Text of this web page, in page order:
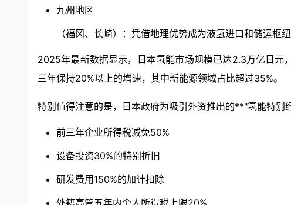
九州地区
（福冈、长崎）：凭借地理优势成为液氢进口和储运枢纽
2025年最新数据显示，日本氢能市场规模已达2.3万亿日
三年保持20%以上的增速，其中新能源领域占比超过35%。
特别值得注意的是，日本政府为吸引外资推出的**"氢能特别
前三年企业所得税减免50%
设备投资30%的特别折旧
研发费用150%的加计扣除
外籍高管五年内个人所得税上限20%